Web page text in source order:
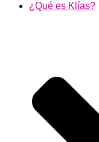
¿Qué es Klías?